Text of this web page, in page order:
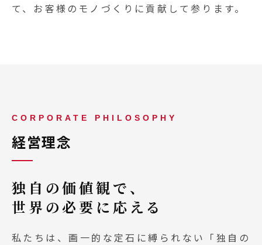
て、お客様のモノづくりに貢献して参ります。
CORPORATE PHILOSOPHY
経営理念
独自の価値観で、
世界の必要に応える
私たちは、画一的な定石に縛られない「独自の